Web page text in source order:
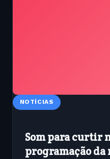
NOTÍCIAS
Som para curtir
programação